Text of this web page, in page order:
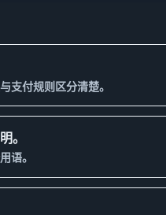
支付规则区分清楚。
。
语。